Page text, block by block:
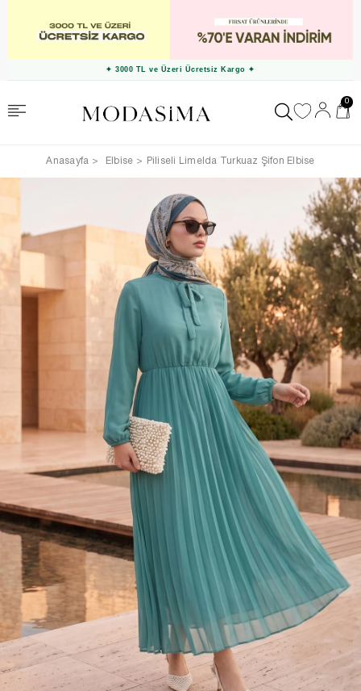
✦ 3000 TL ve Üzeri Ücretsiz Kargo ✦
0
Anasayfa Elbise Piliseli Limelda Turkuaz Şifon Elbise